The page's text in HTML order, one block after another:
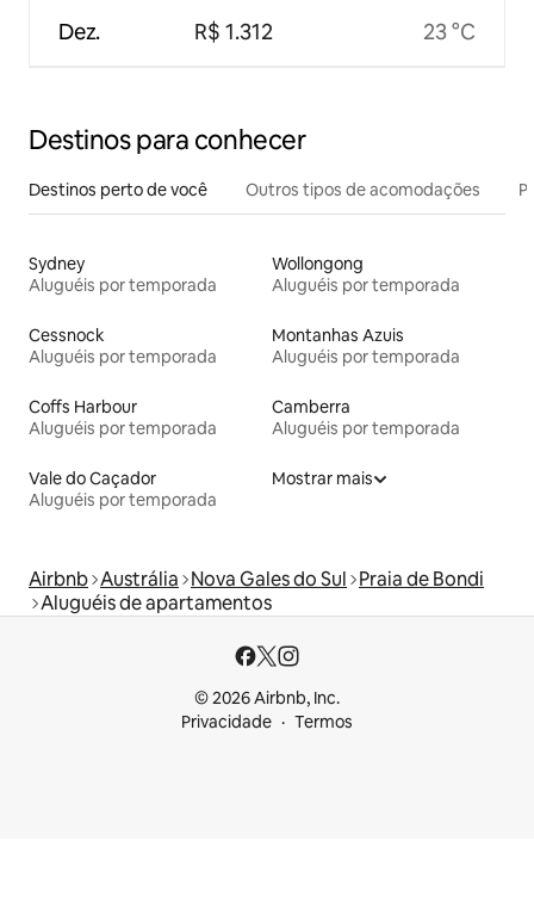
Dez. R$ 1.312 23 °C
Destinos para conhecer
Destinos perto de você Outros tipos de acomodações
Sydney
Aluguéis por temporada
Wollongong
Aluguéis por temporada
Cessnock
Aluguéis por temporada
Montanhas Azuis
Aluguéis por temporada
Coffs Harbour
Aluguéis por temporada
Camberra
Aluguéis por temporada
Vale do Caçador
Aluguéis por temporada
Mostrar mais
Airbnb Austrália Nova Gales do Sul Praia de Bondi
Aluguéis de apartamentos
© 2026 Airbnb, Inc.
Privacidade
Termos